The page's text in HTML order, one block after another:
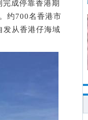
成停靠香港期
约700名香港市
发从香港仔海域